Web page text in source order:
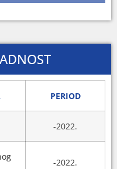
PERIOD
-2022.
-2022.